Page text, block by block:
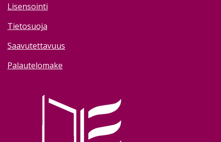
Lisensointi
Tietosuoja
Saavutettavuus
Palautelomake